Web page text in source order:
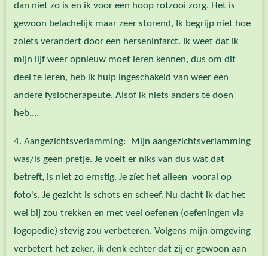
dan niet zo is en ik voor een hoop rotzooi zorg. Het is
gewoon belachelijk maar zeer storend, Ik begrijp niet hoe
zoiets verandert door een herseninfarct. Ik weet dat ik
mijn lijf weer opnieuw moet leren kennen, dus om dit
deel te leren, heb ik hulp ingeschakeld van weer een
andere fysiotherapeute. Alsof ik niets anders te doen
heb....
4. Aangezichtsverlamming: Mijn aangezichtsverlamming
was/is geen pretje. Je voelt er niks van dus wat dat
betreft, is niet zo ernstig. Je zíet het alleen vooral op
foto's. Je gezicht is schots en scheef. Nu dacht ik dat het
wel bij zou trekken en met veel oefenen (oefeningen via
logopedie) stevig zou verbeteren. Volgens mijn omgeving
verbetert het zeker, ik denk echter dat zij er gewoon aan